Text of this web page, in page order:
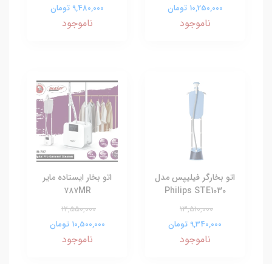
10,250,000 تومان
ناموجود
9,480,000 تومان
ناموجود
اتو بخارگر فیلیپس مدل
Philips STE1030
13,510,000
9,340,000 تومان
ناموجود
اتو بخار ایستاده مایر
۷۸۷MR
12,550,000
10,500,000 تومان
ناموجود